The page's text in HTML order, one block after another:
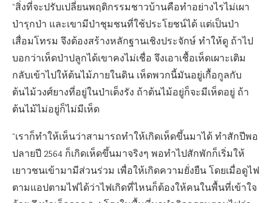
“สิ่งที่จะปรับเปลี่ยนพฤติกรรมชาวบ้านคือทำอย่างไรไม่เผา
ป่ารุกป่า และเขามีป่าชุมชนที่ใช้ประโยชน์ได้ แต่เป็นป่า
เสื่อมโทรม จึงต้องสร้างหลักฐานเชิงประจักษ์ ทำให้ดู ถ้าไป
บอกว่าเห็ดป่าปลูกได้เขาคงไม่เชื่อ จึงเอาเชื้อเห็ดเผาะเติม
กลับเข้าไปให้ต้นไม้ภายในดิน เห็ดพวกนี้มันอยู่เกื้อกูลกับ
ต้นไม้วงศ์ยางที่อยู่ในป่าเต็งรัง ถ้าต้นไม้อยู่ก็จะมีเห็ดอยู่ ถ้า
ต้นไม้ไม่อยู่ก็ไม่มีเห็ด
“เราก็ทำให้เห็นว่าสามารถทำให้เกิดเห็ดขึ้นมาได้ ทำสักปีพอ
ปลายปี 2564 ก็เกิดเห็ดขึ้นมาจริงๆ พอทำไปสักพักก็เริ่มให้
เยาวชนเข้ามามีส่วนร่วม เพื่อให้เกิดความยั่งยืน โดยเมื่อดูไฟ
ตามแอปตามไฟได้ว่าไฟเกิดที่ไหนก็ต้องให้คนในพื้นที่เข้าใจ